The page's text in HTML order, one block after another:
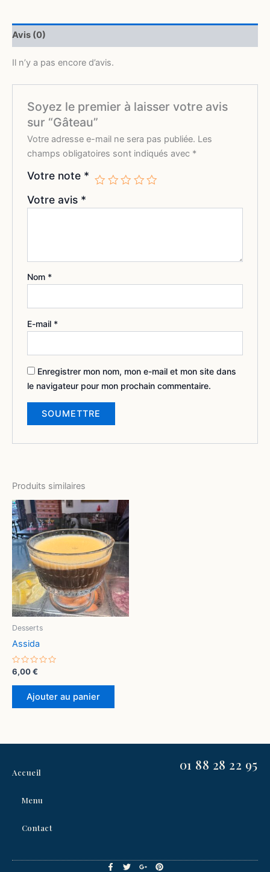
Avis (0)
Il n’y a pas encore d’avis.
Soyez le premier à laisser votre avis
sur “Gâteau”
Votre adresse e-mail ne sera pas publiée. Les
champs obligatoires sont indiqués avec *
Votre note *
Votre avis *
Nom *
E-mail *
Enregistrer mon nom, mon e-mail et mon site dans
le navigateur pour mon prochain commentaire.
Produits similaires
Desserts
Assida
Note
sur
6,00€
Ajouter au panier
Accueil
Menu
Contact
01 88 28 22 95
F
T
G
P